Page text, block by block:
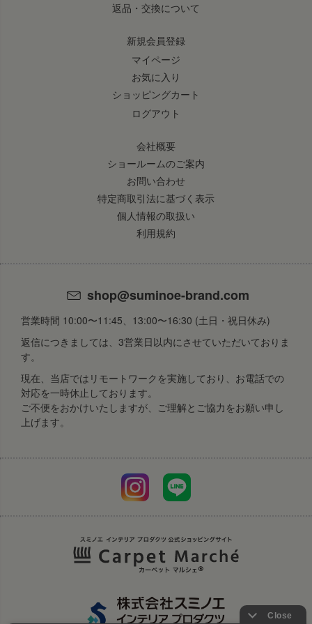
返品・交換について
新規会員登録
マイページ
お気に入り
ショッピングカート
ログアウト
会社概要
ショールームのご案内
お問い合わせ
特定商取引法に基づく表示
個人情報の取扱い
利用規約
shop@suminoe-brand.com
営業時間 10:00〜11:45、13:00〜16:30 (土日・祝日休み)
返信につきましては、3営業日以内にさせていただいておりま
す。
現在、当店ではリモートワークを実施しており、お電話での
対応を一時休止しております。
ご不便をおかけいたしますが、ご理解とご協力をお願い申し
上げます。